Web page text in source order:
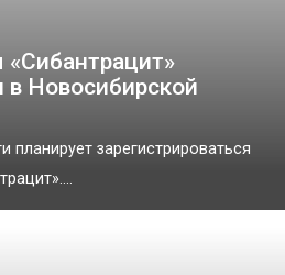
в Новосибирской
планирует зарегистрироваться